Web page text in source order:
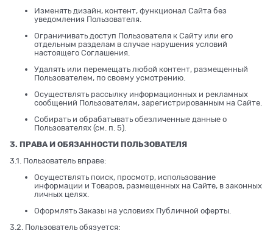
Изменять дизайн, контент, функционал Сайта без
уведомления Пользователя.
Ограничивать доступ Пользователя к Сайту или его
отдельным разделам в случае нарушения условий
настоящего Соглашения.
Удалять или перемещать любой контент, размещенный
Пользователем, по своему усмотрению.
Осуществлять рассылку информационных и рекламных
сообщений Пользователям, зарегистрированным на Сайте.
Собирать и обрабатывать обезличенные данные о
Пользователях (см. п. 5).
3. ПРАВА И ОБЯЗАННОСТИ ПОЛЬЗОВАТЕЛЯ
3.1. Пользователь вправе:
Осуществлять поиск, просмотр, использование
информации и Товаров, размещенных на Сайте, в законных
личных целях.
Оформлять Заказы на условиях Публичной оферты.
3.2. Пользователь обязуется: